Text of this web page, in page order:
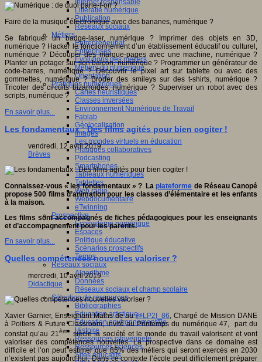
Internet responsable
Littératie numérique
Publication
Réseaux sociaux
Métiers
Entrepreneuriat
Entreprises
Evolutions des métiers
Métiers du numérique
Orientation
Pratiques numériques
Cartes heuristiques
Classes inversées
Environnement Numérique de Travail
Fablab
Géolocalisation
Images
Les mondes virtuels en éducation
Pratiques collaboratives
Podcasting
Smartphones
Tableaux numériques
Tablettes
Web radio
Webdocumentaire
eTwinning
Prospective
Ecosystème numérique
Espaces
Politique éducative
Scénarios prospectifs
Temps
Réseaux sociaux
Algorithme
Données
Réseaux sociaux et champ scolaire
Sélection de ressources
Bibliographies
Education artistique
Education environnementale
Histoire
Ressources citoyenneté
Ressources sciences
Sites éducatifs
Faire de la musique électronique avec des bananes, numérique ?
Se fabriquer un badge-laser, numérique ? Imprimer des objets en 3D,
numérique ? Hacker le fonctionnement d’un établissement éducatif ou culturel,
numérique ? Découper des marque-pages avec une machine, numérique ?
Planter un potager sur son balcon, numérique ? Programmer un générateur de
code-barres, numérique ? Découvrir le pixel art sur tablette ou avec des
gommettes, numérique ? Broder des smileys sur des t-shirts, numérique ?
Tricoter des circuits bizarroïdes, numérique ? Superviser un robot avec des
scripts, numérique ?
En savoir plus...
Les fondamentaux : Des films agités pour bien cogiter !
vendredi, 12 avril 2019
Brèves
Connaissez-vous « les fondamentaux » ? Laplateforme de Réseau Canopé
propose 500 films d’animation pour les classes d’élémentaire et les enfants
à la maison.
Les films sont accompagnés de fiches pédagogiques pour les enseignants
et d’accompagnement pour les parents.
En savoir plus...
Quelles compétences nouvelles valoriser ?
mercredi, 10 avril 2019
Didactique
Xavier Garnier, Enseignant Maths de au@LP2I_86 , Chargé de Mission DANE
à Poitiers & Future Classroom, invité au Printemps du numérique 47, part du
constat qu’au 21 ème siècle la société et le monde du travail valorisent et vont
valoriser des compétences nouvelles. La prospective dans ce domaine est
difficile et l’on peut estimer que 85% des métiers qui seront exercés en 2030
n’existent pas aujourd’hui. Dans ce contexte l’école peut difficilement préparer